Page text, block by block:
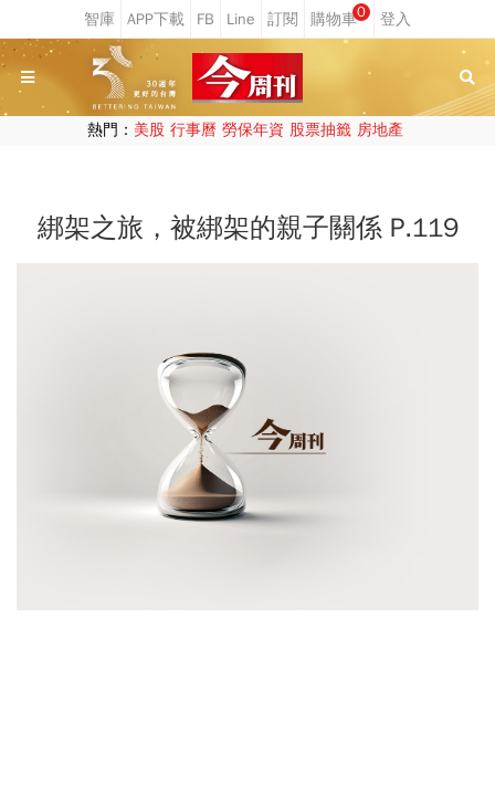
0
熱門： 美股 行事曆 勞保年資 股票抽籤 房地產
綁架之旅，被綁架的親子關係 P.119